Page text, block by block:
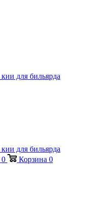
0 Корзина 0